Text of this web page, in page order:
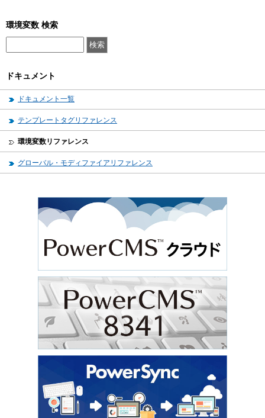
環境変数 検索
ドキュメント
ドキュメント一覧
テンプレートタグリファレンス
環境変数リファレンス
グローバル・モディファイアリファレンス